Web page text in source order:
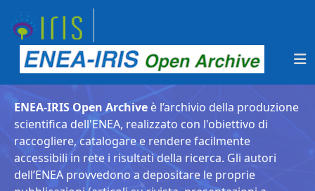
ENEA-IRIS Open Archive è l’archivio della produzione
scientifica dell'ENEA, realizzato con l'obiettivo di
raccogliere, catalogare e rendere facilmente
accessibili in rete i risultati della ricerca. Gli autori
dell’ENEA provvedono a depositare le proprie